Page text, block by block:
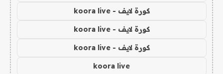
كورة لايف - koora live
كورة لايف - koora live
كورة لايف - koora live
koora live